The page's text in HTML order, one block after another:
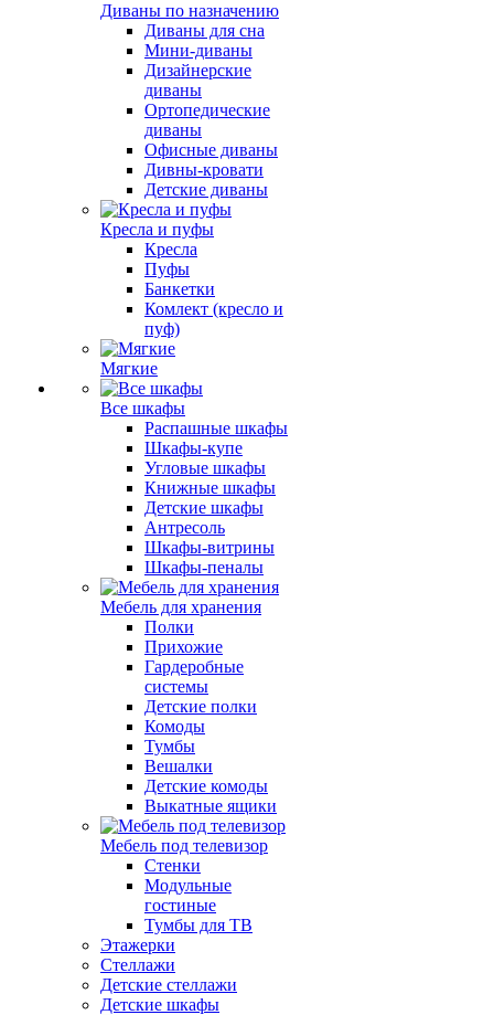
Диваны по назначению
Диваны для сна
Мини-диваны
Дизайнерские
диваны
Ортопедические
диваны
Офисные диваны
Дивны-кровати
Детские диваны
Кресла и пуфы
Кресла
Пуфы
Банкетки
Комлект (кресло и
пуф)
Мягкие
Все шкафы
Распашные шкафы
Шкафы-купе
Угловые шкафы
Книжные шкафы
Детские шкафы
Антресоль
Шкафы-витрины
Шкафы-пеналы
Мебель для хранения
Полки
Прихожие
Гардеробные
системы
Детские полки
Комоды
Тумбы
Вешалки
Детские комоды
Выкатные ящики
Мебель под телевизор
Стенки
Модульные
гостиные
Тумбы для ТВ
Этажерки
Стеллажи
Детские стеллажи
Детские шкафы